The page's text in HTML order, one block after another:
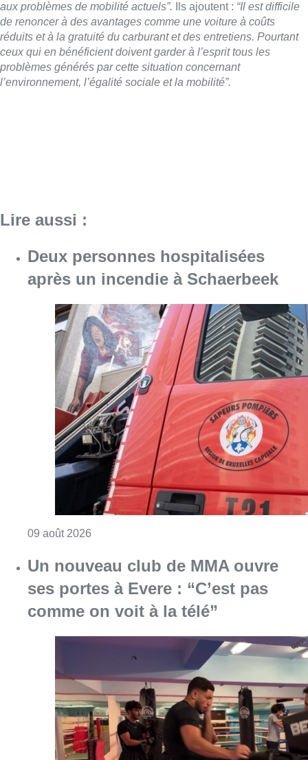
aux problèmes de mobilité actuels”.
Ils ajoutent : “Il est difficile
de renoncer à des avantages comme une voiture à coûts
réduits et à la gratuité du carburant et des entretiens. Pourtant
ceux qui en bénéficient doivent garder à l’esprit tous les
problèmes générés par cette situation concernant
l’environnement, l’égalité sociale et la mobilité”.
Lire aussi :
Deux personnes hospitalisées
après un incendie à Schaerbeek
09 août 2026
Un nouveau club de MMA ouvre
ses portes à Evere : “C’est pas
comme on voit à la télé”